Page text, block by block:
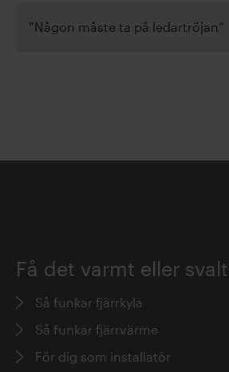
”Någon måste ta på ledartröjan”
Få det varmt eller svalt
Så funkar fjärrkyla
Så funkar fjärrvärme
För dig som installatör